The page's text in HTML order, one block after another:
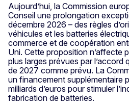
Aujourd’hui, la Commission
Conseil une prolongation
décembre 2026 – des règles
véhicules et les batteries
commerce et de coopération
Uni. Cette proposition n’affecte
plus larges prévues par l’accord
de 2027 comme prévu. La
un financement supplémentaire
milliards d’euros pour stimuler
fabrication de batteries.